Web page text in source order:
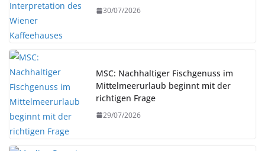
30/07/2026
MSC: Nachhaltiger Fischgenuss im
Mittelmeerurlaub beginnt mit der
richtigen Frage
29/07/2026